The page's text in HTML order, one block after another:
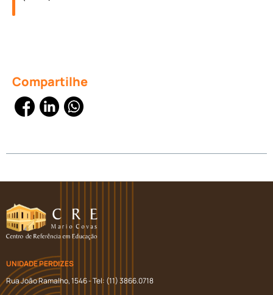
Compartilhe
UNIDADE PERDIZES
Rua João Ramalho, 1546 - Tel: (11) 3866.0718